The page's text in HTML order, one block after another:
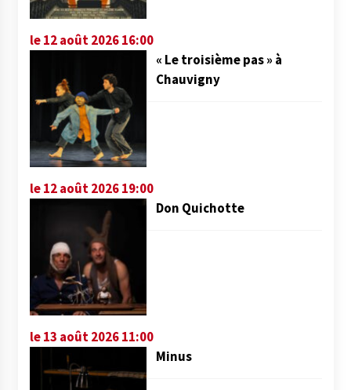
le 12 août 2026 16:00
« Le troisième pas » à
Chauvigny
le 12 août 2026 19:00
Don Quichotte
le 13 août 2026 11:00
Minus